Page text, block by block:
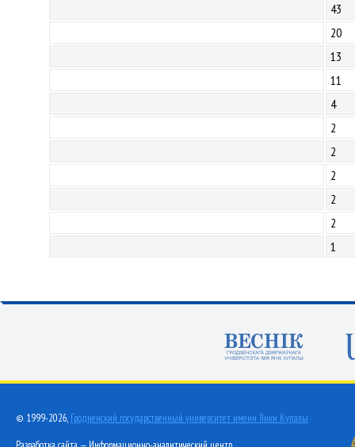
43
20
13
11
4
2
2
2
2
2
1
© 1999-2026, Гродненский государственный университет имени Янки Купалы